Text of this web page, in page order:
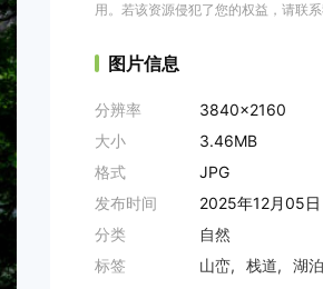
用。若该资源侵犯了您的权益，请联系
图片信息
分辨率
3840x2160
大小
3.46MB
格式
JPG
发布时间
2025年12月05日
分类
自然
标签
山峦 栈道 湖泊